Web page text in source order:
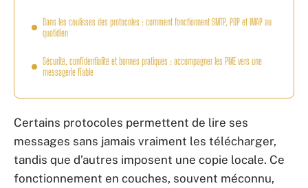
Dans les coulisses des protocoles : comment fonctionnent SMTP, POP et IMAP au
quotidien
Sécurité, confidentialité et bonnes pratiques : accompagner les PME vers une
messagerie fiable
Certains protocoles permettent de lire ses
messages sans jamais vraiment les télécharger,
tandis que d’autres imposent une copie locale. Ce
fonctionnement en couches, souvent méconnu,